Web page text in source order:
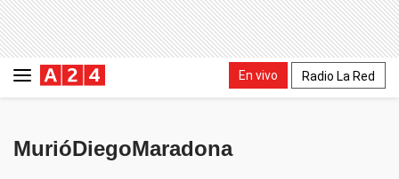
En vivo Radio La Red
MurióDiegoMaradona